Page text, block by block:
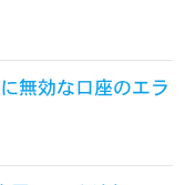
無効な口座のエラ